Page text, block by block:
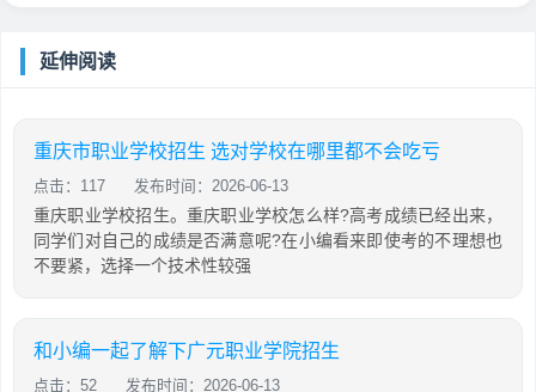
延伸阅读
重庆市职业学校招生 选对学校在哪里都不会吃亏
点击：117 发布时间：2026-06-13
重庆职业学校招生。重庆职业学校怎么样?高考成绩已经出来，
同学们对自己的成绩是否满意呢?在小编看来即使考的不理想也
不要紧，选择一个技术性较强
和小编一起了解下广元职业学院招生
点击：52 发布时间：2026-06-13